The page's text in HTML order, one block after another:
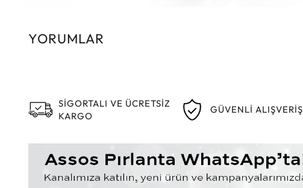
YORUMLAR
SİGORTALI VE ÜCRETSİZ
KARGO
GÜVENLİ ALIŞVERİŞ